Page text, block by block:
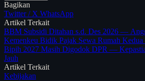
Bagikan
Twitter / X WhatsApp
Artikel Terkait
BBM Subsidi Ditahan s.d. Des 2026 —
Kemenkeu Bidik Pajak Sewa Rumah
Bipih 2027 Masih Digodok DPR —
Jauh
Artikel Terkait
Kebijakan